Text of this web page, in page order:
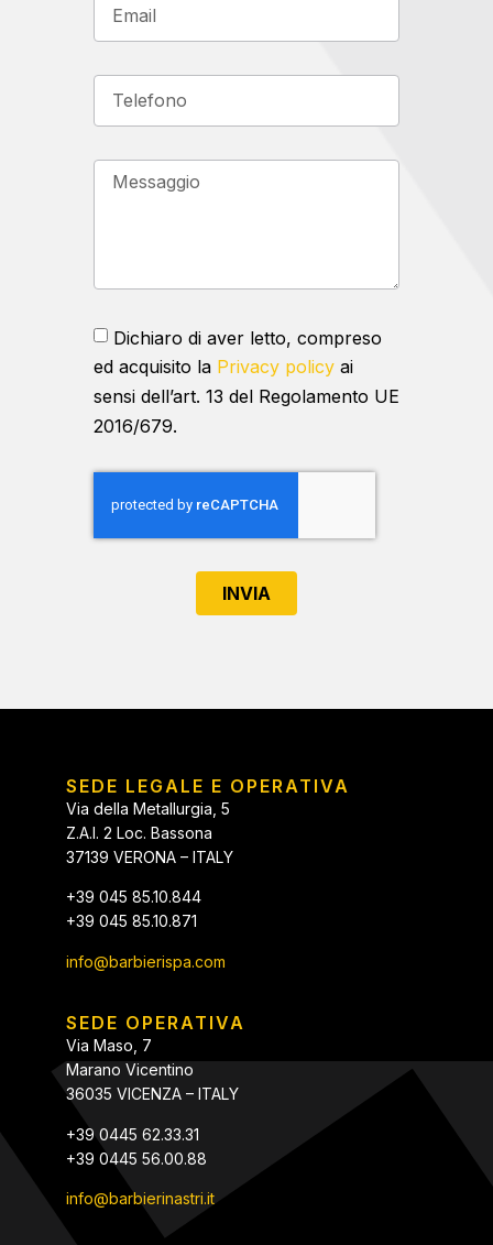
Dichiaro di aver letto, compreso
ed acquisito la Privacy policyai
sensi dell’art. 13 del Regolamento UE
2016/679.
INVIA
SEDE LEGALE E OPERATIVA
Via della Metallurgia, 5
Z.A.I. 2 Loc. Bassona
37139 VERONA – ITALY
+39 045 85.10.844
+39 045 85.10.871
info@barbierispa.com
SEDE OPERATIVA
Via Maso, 7
Marano Vicentino
36035 VICENZA – ITALY
+39 0445 62.33.31
+39 0445 56.00.88
info@barbierinastri.it